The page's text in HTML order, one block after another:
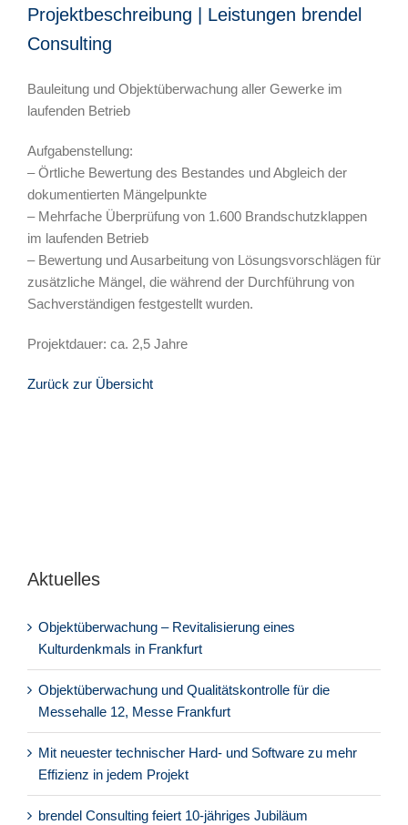
Projektbeschreibung | Leistungen brendel
Consulting
Bauleitung und Objektüberwachung aller Gewerke im
laufenden Betrieb
Aufgabenstellung:
– Örtliche Bewertung des Bestandes und Abgleich der
dokumentierten Mängelpunkte
– Mehrfache Überprüfung von 1.600 Brandschutzklappen
im laufenden Betrieb
– Bewertung und Ausarbeitung von Lösungsvorschlägen für
zusätzliche Mängel, die während der Durchführung von
Sachverständigen festgestellt wurden.
Projektdauer: ca. 2,5 Jahre
Zurück zur Übersicht
Aktuelles
Objektüberwachung – Revitalisierung eines
Kulturdenkmals in Frankfurt
Objektüberwachung und Qualitätskontrolle für die
Messehalle 12, Messe Frankfurt
Mit neuester technischer Hard- und Software zu mehr
Effizienz in jedem Projekt
brendel Consulting feiert 10-jähriges Jubiläum